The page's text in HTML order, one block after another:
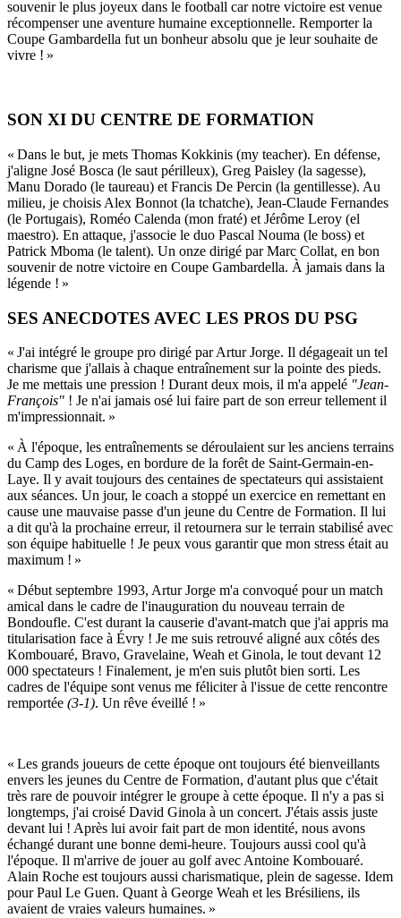
souvenir le plus joyeux dans le football car notre victoire est venue
récompenser une aventure humaine exceptionnelle. Remporter la
Coupe Gambardella fut un bonheur absolu que je leur souhaite de
vivre ! »
SON XI DU CENTRE DE FORMATION
« Dans le but, je mets Thomas Kokkinis (my teacher). En défense,
j'aligne José Bosca (le saut périlleux), Greg Paisley (la sagesse),
Manu Dorado (le taureau) et Francis De Percin (la gentillesse). Au
milieu, je choisis Alex Bonnot (la tchatche), Jean-Claude Fernandes
(le Portugais), Roméo Calenda (mon fraté) et Jérôme Leroy (el
maestro). En attaque, j'associe le duo Pascal Nouma (le boss) et
Patrick Mboma (le talent). Un onze dirigé par Marc Collat, en bon
souvenir de notre victoire en Coupe Gambardella. À jamais dans la
légende ! »
SES ANECDOTES AVEC LES PROS DU PSG
« J'ai intégré le groupe pro dirigé par Artur Jorge. Il dégageait un tel
charisme que j'allais à chaque entraînement sur la pointe des pieds.
Je me mettais une pression ! Durant deux mois, il m'a appelé "Jean-
François" ! Je n'ai jamais osé lui faire part de son erreur tellement il
m'impressionnait. »
« À l'époque, les entraînements se déroulaient sur les anciens terrains
du Camp des Loges, en bordure de la forêt de Saint-Germain-en-
Laye. Il y avait toujours des centaines de spectateurs qui assistaient
aux séances. Un jour, le coach a stoppé un exercice en remettant en
cause une mauvaise passe d'un jeune du Centre de Formation. Il lui
a dit qu'à la prochaine erreur, il retournera sur le terrain stabilisé avec
son équipe habituelle ! Je peux vous garantir que mon stress était au
maximum ! »
« Début septembre 1993, Artur Jorge m'a convoqué pour un match
amical dans le cadre de l'inauguration du nouveau terrain de
Bondoufle. C'est durant la causerie d'avant-match que j'ai appris ma
titularisation face à Évry ! Je me suis retrouvé aligné aux côtés des
Kombouaré, Bravo, Gravelaine, Weah et Ginola, le tout devant 12
000 spectateurs ! Finalement, je m'en suis plutôt bien sorti. Les
cadres de l'équipe sont venus me féliciter à l'issue de cette rencontre
remportée (3-1). Un rêve éveillé ! »
« Les grands joueurs de cette époque ont toujours été bienveillants
envers les jeunes du Centre de Formation, d'autant plus que c'était
très rare de pouvoir intégrer le groupe à cette époque. Il n'y a pas si
longtemps, j'ai croisé David Ginola à un concert. J'étais assis juste
devant lui ! Après lui avoir fait part de mon identité, nous avons
échangé durant une bonne demi-heure. Toujours aussi cool qu'à
l'époque. Il m'arrive de jouer au golf avec Antoine Kombouaré.
Alain Roche est toujours aussi charismatique, plein de sagesse. Idem
pour Paul Le Guen. Quant à George Weah et les Brésiliens, ils
avaient de vraies valeurs humaines. »